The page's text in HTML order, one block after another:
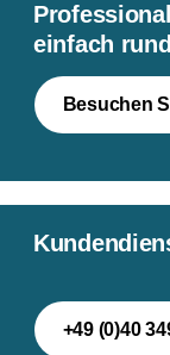
einfach
Besuchen
+49 (0)40